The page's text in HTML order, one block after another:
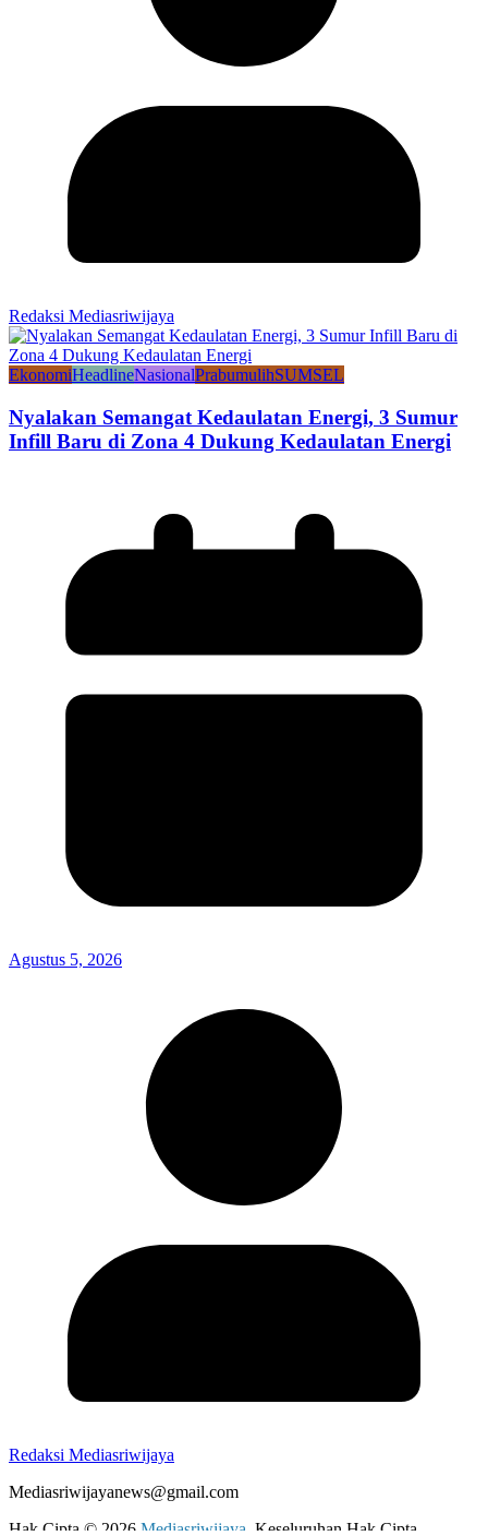
Redaksi Mediasriwijaya
EkonomiHeadlineNasionalPrabumulihSUMSEL
Nyalakan Semangat Kedaulatan Energi, 3 Sumur
Infill Baru di Zona 4 Dukung Kedaulatan Energi
Agustus 5, 2026
Redaksi Mediasriwijaya
Mediasriwijayanews@gmail.com
Hak Cipta © 2026 Mediasriwijaya . Keseluruhan Hak Cipta.